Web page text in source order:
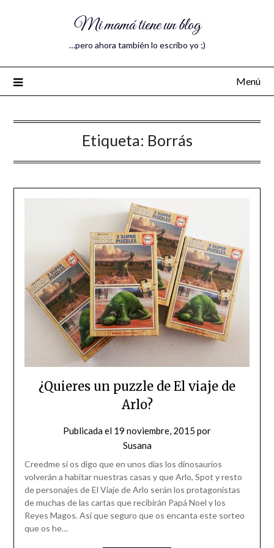
Mi mamá tiene un blog
…pero ahora también lo escribo yo ;)
Menú
Etiqueta: Borrás
¿Quieres un puzzle de El viaje de
Arlo?
Publicada el 19 noviembre, 2015 por
Susana
Creedme si os digo que en unos días los dinosaurios
volverán a habitar nuestras casas y que Arlo, Spot y resto
de personajes de El Viaje de Arlo serán los protagonistas
de muchas de las cartas que recibirán Papá Noel y los
Reyes Magos. Así que seguro que os encanta este sorteo
que os he…